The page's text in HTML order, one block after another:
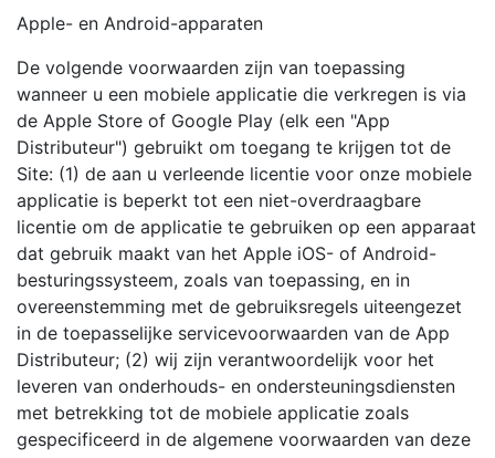
Apple- en Android-apparaten
De volgende voorwaarden zijn van toepassing
wanneer u een mobiele applicatie die verkregen is via
de Apple Store of Google Play (elk een "App
Distributeur") gebruikt om toegang te krijgen tot de
Site: (1) de aan u verleende licentie voor onze mobiele
applicatie is beperkt tot een niet-overdraagbare
licentie om de applicatie te gebruiken op een apparaat
dat gebruik maakt van het Apple iOS- of Android-
besturingssysteem, zoals van toepassing, en in
overeenstemming met de gebruiksregels uiteengezet
in de toepasselijke servicevoorwaarden van de App
Distributeur; (2) wij zijn verantwoordelijk voor het
leveren van onderhouds- en ondersteuningsdiensten
met betrekking tot de mobiele applicatie zoals
gespecificeerd in de algemene voorwaarden van deze